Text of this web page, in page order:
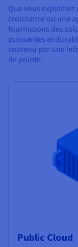
Que vous
croissance ou une
fournissons des
puissantes et
soutenu par une
de pointe.
Public Cloud